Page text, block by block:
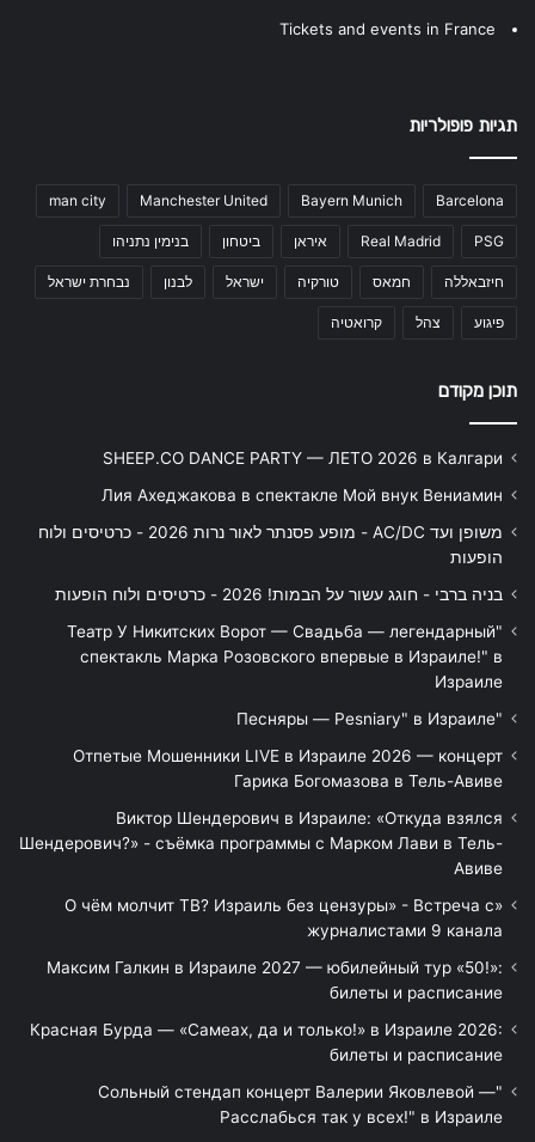
Tickets and events in France
תגיות פופולריות
Barcelona
Bayern Munich
Manchester United
man city
PSG
Real Madrid איראן ביטחון בנימין נתניהו
חיזבאללה חמאס טורקיה ישראל לבנון נבחרת ישראל
פיגוע צהל קרואטיה
תוכן מקודם
SHEEP.CO DANCE PARTY — ЛЕТО 2026 в Калгари
Лия Ахеджакова в спектакле Мой внук Вениамин
משופן ועד AC/DC - מופע פסנתר לאור נרות 2026 - כרטיסים ולוח
הופעות
בניה ברבי - חוגג עשור על הבמות! 2026 - כרטיסים ולוח הופעות
"Театр У Никитских Ворот — Свадьба — легендарный
спектакль Марка Розовского впервые в Израиле!" в
Израиле
"Песняры — Pesniary" в Израиле
Отпетые Мошенники LIVE в Израиле 2026 — концерт
Гарика Богомазова в Тель-Авиве
Виктор Шендерович в Израиле: «Откуда взялся
Шендерович?» - съёмка программы с Марком Лави в Тель-
Авиве
«О чём молчит ТВ? Израиль без цензуры» - Встреча с
журналистами 9 канала
Максим Галкин в Израиле 2027 — юбилейный тур «50!»:
билеты и расписание
Красная Бурда — «Самеах, да и только!» в Израиле 2026:
билеты и расписание
"Сольный стендап концерт Валерии Яковлевой —
Расслабься так у всех!" в Израиле